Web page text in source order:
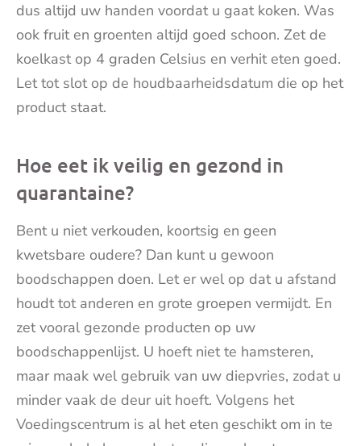
dus altijd uw handen voordat u gaat koken. Was
ook fruit en groenten altijd goed schoon. Zet de
koelkast op 4 graden Celsius en verhit eten goed.
Let tot slot op de houdbaarheidsdatum die op het
product staat.
Hoe eet ik veilig en gezond in
quarantaine?
Bent u niet verkouden, koortsig en geen
kwetsbare oudere? Dan kunt u gewoon
boodschappen doen. Let er wel op dat u afstand
houdt tot anderen en grote groepen vermijdt. En
zet vooral gezonde producten op uw
boodschappenlijst. U hoeft niet te hamsteren,
maar maak wel gebruik van uw diepvries, zodat u
minder vaak de deur uit hoeft. Volgens het
Voedingscentrum is al het eten geschikt om in te